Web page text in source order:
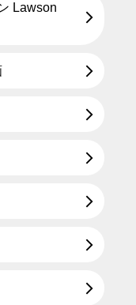
Lawson